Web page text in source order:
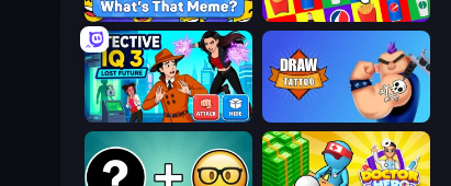
MemeBattle: What's That Meme? Logo Quiz: Game World Trivia
Detective IQ 3